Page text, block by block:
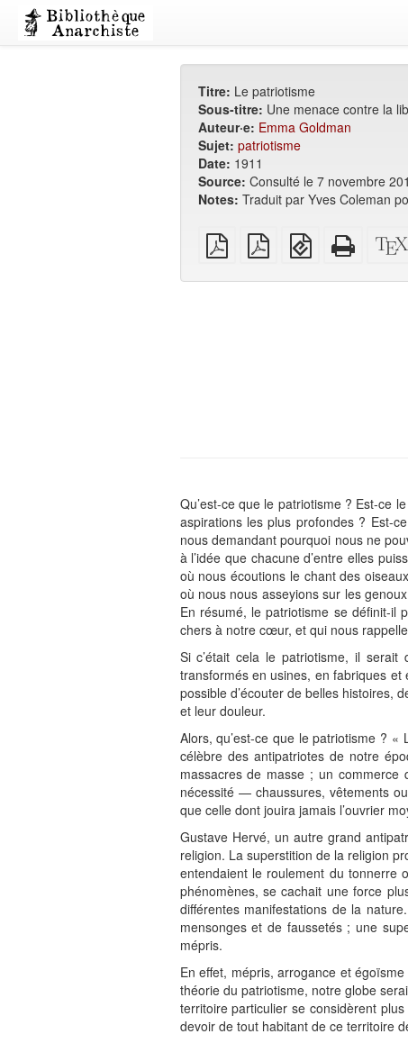
Titre: Le patriotisme
Sous-titre: Une menace contre la
Auteur·e: Emma Goldman
Sujet: patriotisme
Date: 1911
Source: Consulté le 7 novembre
Notes: Traduit par Yves Coleman
PDF
brut
PDF
A4
EPUB
(pour
HTML
Qu’est-ce que le patriotisme ? Est-ce
aspirations les plus profondes ? Est-
nous demandant pourquoi nous ne
à l’idée que chacune d’entre elles
où nous écoutions le chant des
où nous nous asseyions sur les
En résumé, le patriotisme se définit-il
chers à notre cœur, et qui nous
Si c’était cela le patriotisme, il
transformés en usines, en fabriques
possible d’écouter de belles histoires,
et leur douleur.
Alors, qu’est-ce que le patriotisme ?
célèbre des antipatriotes de notre
massacres de masse ; un
nécessité — chaussures, vêtements
que celle dont jouira jamais l’ouvrier
Gustave Hervé, un autre grand
religion. La superstition de la religion
entendaient le roulement du tonnerre
phénomènes, se cachait une force
différentes manifestations de la
mensonges et de faussetés ; une
mépris.
En effet, mépris, arrogance et
théorie du patriotisme, notre globe
territoire particulier se considèrent
devoir de tout habitant de ce territoire